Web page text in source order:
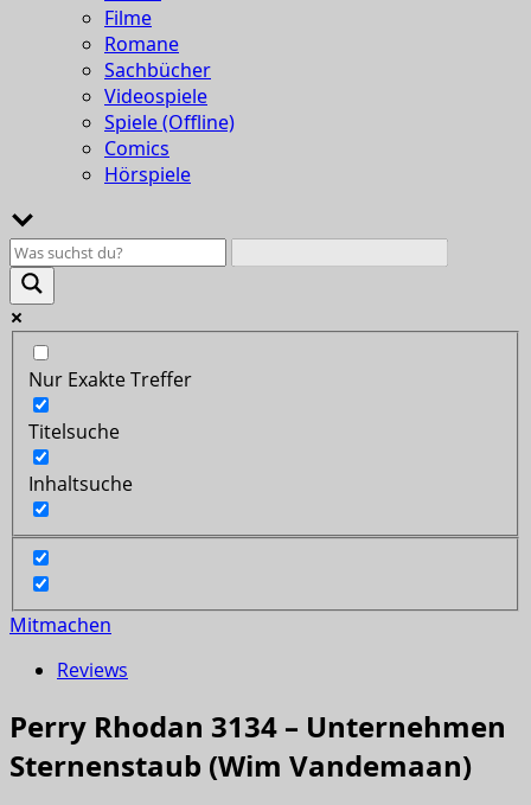
Filme
Romane
Sachbücher
Videospiele
Spiele (Offline)
Comics
Hörspiele
Nur Exakte Treffer
Titelsuche
Inhaltsuche
Mitmachen
Reviews
Perry Rhodan 3134 – Unternehmen
Sternenstaub (Wim Vandemaan)